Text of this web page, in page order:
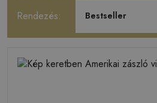
Rendezés:
Bestseller